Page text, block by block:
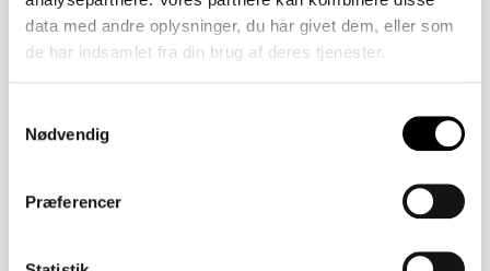
data med andre oplysninger, du har givet dem, eller som
de har indsamlet fra din brug af deres tjenester.
Nødvendig
Præferencer